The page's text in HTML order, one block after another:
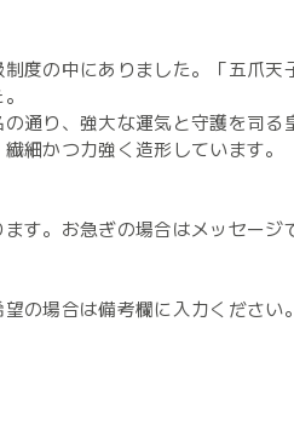
度の中にありました。「五爪
通り、強大な運気と守護を司
細かつ力強く造形しています。
す。お急ぎの場合はメッセー
の場合は備考欄に入力ください